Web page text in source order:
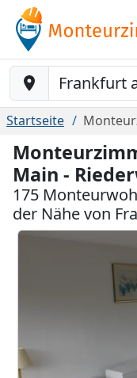
Baustelle-Location
Startseite
Main -
175
der Nähe von